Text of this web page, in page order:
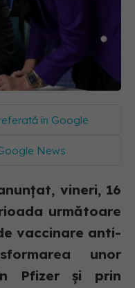
în Google
News
vineri, 16
următoare
vaccinare anti-
unor
Pfizer şi prin